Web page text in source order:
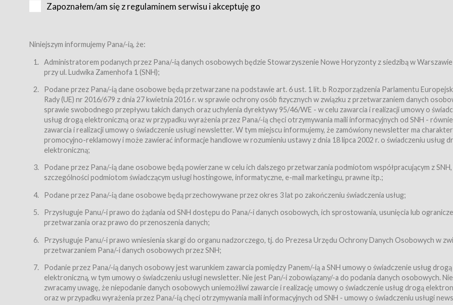
Karnety – wybrane dokumenty potwierdzające zawarcie umowy z Usługodawcą i uprawniające do wzięcia udziału w Wydarzeniu,
Bilety – wybrane dokumenty potwierdzające zawarcie umowy z Usługodawcą i uprawniające do wzięcia udziału w Wydarzeniu,
przewidziane przez Usługodawcę dla danego Wydarzenia, tj. uprawniające do uczestnictwa w wielu albo w pojedynczych seansach
filmowych, wydarzeniach specjalnych i koncertach;
Sklep – sklep internetowy prowadzony przez Usługodawcę w Serwisie;
Regulamin – niniejszy regulamin.
§ 2
Postanowienia ogólne
Regulamin określa zasady:
świadczenia Usługobiorcom Usług przez Usługodawcę, z zastrzeżeniem usług, o których mowa w ust. 2 pkt. 4 i 5 poniżej,
zasady świadczenia precyzują odrębne regulaminy,
przetwarzania przez Usługodawcę danych osobowych Usługobiorców będących osobami fizycznymi.
Usługodawca świadczy w szczególności następujące Usługi:Usługodawca świadczy Usługi drogą elektroniczną w rozumieniu
dnia 18 lipca 2002 r. o świadczeniu usług drogą elektroniczną (Dz.U. z 2002 r., Nr 144, poz. 1204, z późń. zm.). Usługi świadczone są
nieodpłatnie.
usługę przeglądania i odczytywania przez Usługobiorców materiałów zamieszczanych w Serwisie,
usługę newsletter,
usługę zawierania na odległość umów nabycia Karnetów i Biletów,
usługę zawierania na odległość umów sprzedaży w Sklepie.
Usługodawca świadczy Usługi drogą elektroniczną w rozumieniu ustawy z dnia 18 lipca 2002 r. o świadczeniu usług drogą
(Dz.U. z 2002 r., Nr 144, poz. 1204, z późń. zm.). Usługi świadczone są nieodpłatnie.
Zapoznałem/am się z regulaminem serwisu i akceptuję go
Niniejszym informujemy Pana/-ią, że:
Administratorem podanych przez Pana/-ią danych osobowych będzie Stowarzyszenie Nowe Horyzonty z siedzibą w
przy ul. Ludwika Zamenhofa 1 (SNH);
Podane przez Pana/-ią dane osobowe będą przetwarzane na podstawie art. 6 ust. 1 lit. b Rozporządzenia Parlamentu
Rady (UE) nr 2016/679 z dnia 27 kwietnia 2016 r. w sprawie ochrony osób fizycznych w związku z przetwarzaniem danych
sprawie swobodnego przepływu takich danych oraz uchylenia dyrektywy 95/46/WE - w celu zawarcia i realizacji umowy o
usług drogą elektroniczną oraz w przypadku wyrażenia przez Pana/-ią chęci otrzymywania maili informacyjnych od SNH -
zawarcia i realizacji umowy o świadczenie usługi newsletter. W tym miejscu informujemy, że zamówiony newsletter ma charakter
promocyjno-reklamowy i może zawierać informacje handlowe w rozumieniu ustawy z dnia 18 lipca 2002 r. o świadczeniu usług
elektroniczną;
Podane przez Pana/-ią dane osobowe będą powierzane w celu ich dalszego przetwarzania podmiotom współpracującym z
szczególności podmiotom świadczącym usługi hostingowe, informatyczne, e-mail marketingu, prawne itp.;
Podane przez Pana/-ią dane osobowe będą przechowywane przez okres 3 lat po zakończeniu świadczenia usług;
Przysługuje Panu/-i prawo do żądania od SNH dostępu do Pana/-i danych osobowych, ich sprostowania, usunięcia lub
przetwarzania oraz prawo do przenoszenia danych;
Przysługuje Panu/-i prawo wniesienia skargi do organu nadzorczego, tj. do Prezesa Urzędu Ochrony Danych Osobowych w
przetwarzaniem Pana/-i danych osobowych przez SNH;
Podanie przez Pana/-ią danych osobowy jest warunkiem zawarcia pomiędzy Panem/-ią a SNH umowy o świadczenie usług drogą
elektroniczną, w tym umowy o świadczeniu usługi newsletter. Nie jest Pan/-i zobowiązany/-a do podania danych osobowych.
zwracamy uwagę, że niepodanie danych osobowych uniemożliwi zawarcie i realizację umowy o świadczenie usług drogą
oraz w przypadku wyrażenia przez Pana/-ią chęci otrzymywania maili informacyjnych od SNH - umowy o świadczeniu usługi